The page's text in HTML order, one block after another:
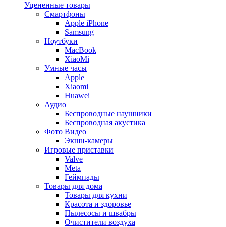
Уцененные товары
Cмартфоны
Apple iPhone
Samsung
Ноутбуки
MacBook
XiaoMi
Умные часы
Apple
Xiaomi
Huawei
Аудио
Беспроводные наушники
Беспроводная акустика
Фото Видео
Экшн-камеры
Игровые приставки
Valve
Meta
Геймпады
Товары для дома
Товары для кухни
Красота и здоровье
Пылесосы и швабры
Очистители воздуха